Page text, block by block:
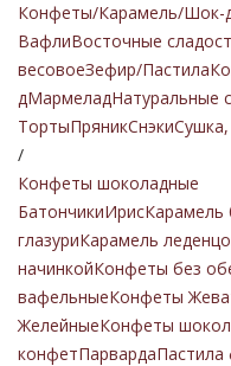
Конфеты/Карамель/Шок-
ВафлиВосточные
весовоеЗефир/Пастила
дМармеладНатуральные
ТортыПряникСнэкиСушка,
/
Конфеты шоколадные
БатончикиИрисКарамель
глазуриКарамель
начинкойКонфеты без
вафельныеКонфеты
ЖелейныеКонфеты
конфетПарвардаПастила